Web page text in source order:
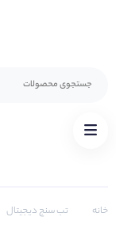
خانه تب سنج دیجیتال